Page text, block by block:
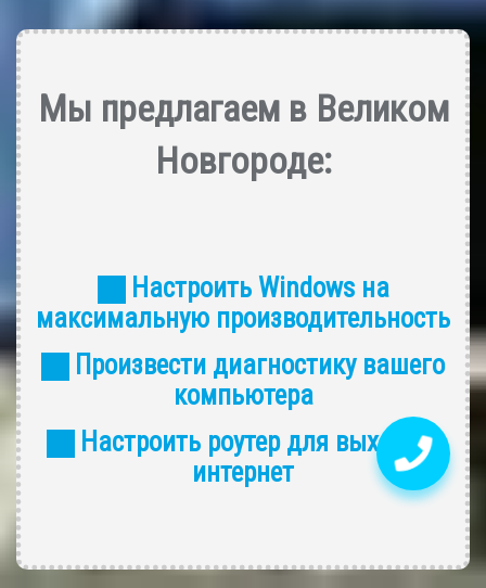
Мы предлагаем в Великом
Новгороде:
Настроить Windows на
максимальную производительность
Произвести диагностику вашего
компьютера
Настроить роутер для выхода в
интернет